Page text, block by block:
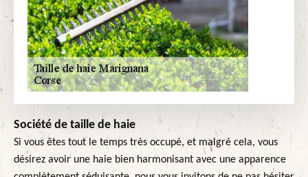
Société de taille de haie
Si vous êtes tout le temps très occupé, et malgré cela, vous
désirez avoir une haie bien harmonisant avec une apparence